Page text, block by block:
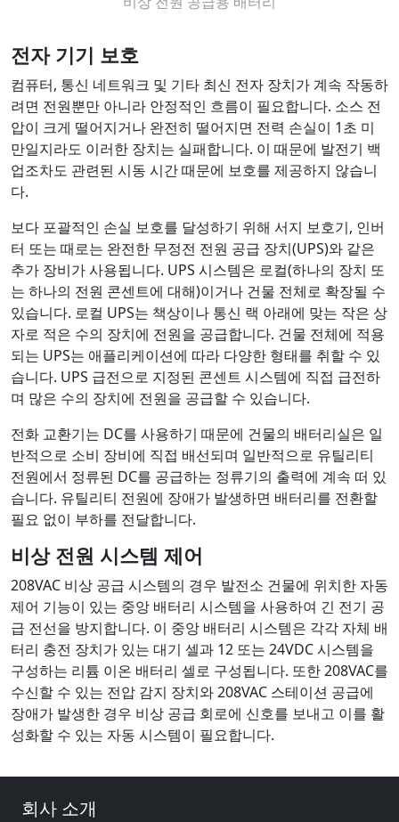
전자 기기 보호
컴퓨터, 통신 네트워크 및 기타 최신 전자 장치가 계속 작동하
려면 전원뿐만 아니라 안정적인 흐름이 필요합니다. 소스 전
압이 크게 떨어지거나 완전히 떨어지면 전력 손실이 1초 미
만일지라도 이러한 장치는 실패합니다. 이 때문에 발전기 백
업조차도 관련된 시동 시간 때문에 보호를 제공하지 않습니
다.
보다 포괄적인 손실 보호를 달성하기 위해 서지 보호기, 인버
터 또는 때로는 완전한 무정전 전원 공급 장치(UPS)와 같은
추가 장비가 사용됩니다. UPS 시스템은 로컬(하나의 장치 또
는 하나의 전원 콘센트에 대해)이거나 건물 전체로 확장될 수
있습니다. 로컬 UPS는 책상이나 통신 랙 아래에 맞는 작은 상
자로 적은 수의 장치에 전원을 공급합니다. 건물 전체에 적용
되는 UPS는 애플리케이션에 따라 다양한 형태를 취할 수 있
습니다. UPS 급전으로 지정된 콘센트 시스템에 직접 급전하
며 많은 수의 장치에 전원을 공급할 수 있습니다.
전화 교환기는 DC를 사용하기 때문에 건물의 배터리실은 일
반적으로 소비 장비에 직접 배선되며 일반적으로 유틸리티
전원에서 정류된 DC를 공급하는 정류기의 출력에 계속 떠 있
습니다. 유틸리티 전원에 장애가 발생하면 배터리를 전환할
필요 없이 부하를 전달합니다.
비상 전원 시스템 제어
208VAC 비상 공급 시스템의 경우 발전소 건물에 위치한 자동
제어 기능이 있는 중앙 배터리 시스템을 사용하여 긴 전기 공
급 전선을 방지합니다. 이 중앙 배터리 시스템은 각각 자체 배
터리 충전 장치가 있는 대기 셀과 12 또는 24VDC 시스템을
구성하는 리튬 이온 배터리 셀로 구성됩니다. 또한 208VAC를
수신할 수 있는 전압 감지 장치와 208VAC 스테이션 공급에
장애가 발생한 경우 비상 공급 회로에 신호를 보내고 이를 활
성화할 수 있는 자동 시스템이 필요합니다.
회사 소개